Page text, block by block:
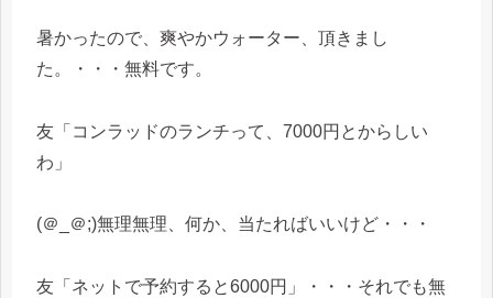
暑かったので、爽やかウォーター、頂きまし
た。・・・無料です。
友「コンラッドのランチって、7000円とからしい
わ」
(＠_＠;)無理無理、何か、当たればいいけど・・・
友「ネットで予約すると6000円」・・・それでも無